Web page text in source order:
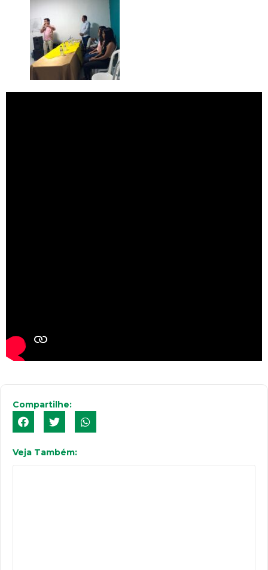
Compartilhe:
Veja Também: